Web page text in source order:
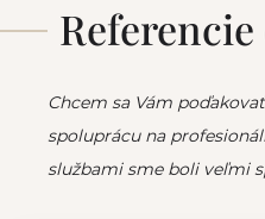
Chcem sa Vám
spoluprácu na
službami sme boli veľmi